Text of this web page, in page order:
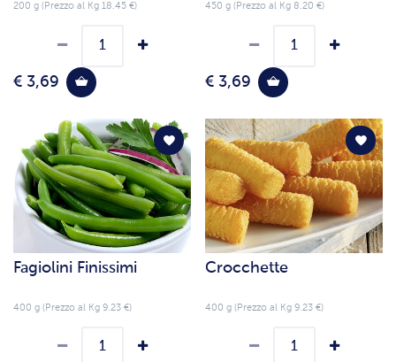
200 g (Prezzo al Kg 18.45 €)
€ 3,69
450 g (Prezzo al Kg 8.20 €)
€ 3,69
Fagiolini Finissimi
400 g (Prezzo al Kg 9.23 €)
Crocchette
400 g (Prezzo al Kg 9.23 €)